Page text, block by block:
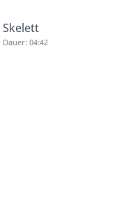
Skelett
Dauer: 04:42